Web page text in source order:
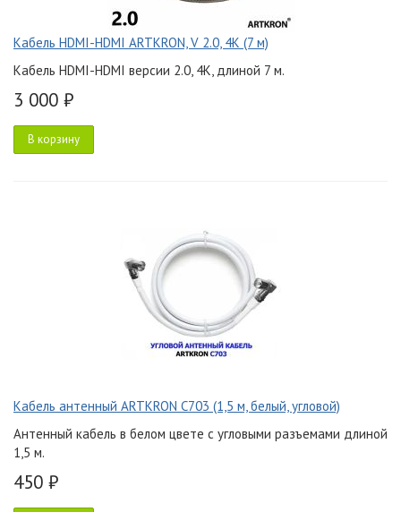
Кабель HDMI-HDMI ARTKRON, V 2.0, 4K (7 м)
Кабель HDMI-HDMI версии 2.0, 4K, длиной 7 м.
3 000 ₽
В корзину
Кабель антенный ARTKRON C703 (1,5 м, белый, угловой)
Антенный кабель в белом цвете с угловыми разъемами длиной
1,5 м.
450 ₽